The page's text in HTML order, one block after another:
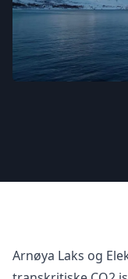
Arnøya Laks og